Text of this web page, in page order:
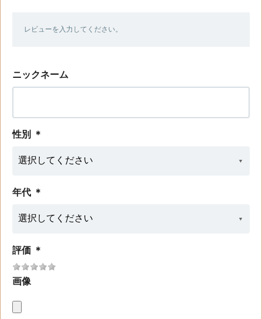
レビューを入力してください。
ニックネーム
性別 ＊
年代 ＊
評価 ＊
画像